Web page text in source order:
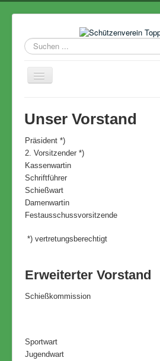
Suchen
...
Navigation
an/aus
Termine
VEREIN
Majestäten
Ergebnisse
Schützenhaus
Rückblick
Links
Unser Vorstand
Präsident *)
2. Vorsitzender *)
Kassenwartin
Schriftführer
Schießwart
Damenwartin
Festausschussvorsitzende
*) vertretungsberechtigt
Erweiterter Vorstand
Schießkommission
Sportwart
Jugendwart